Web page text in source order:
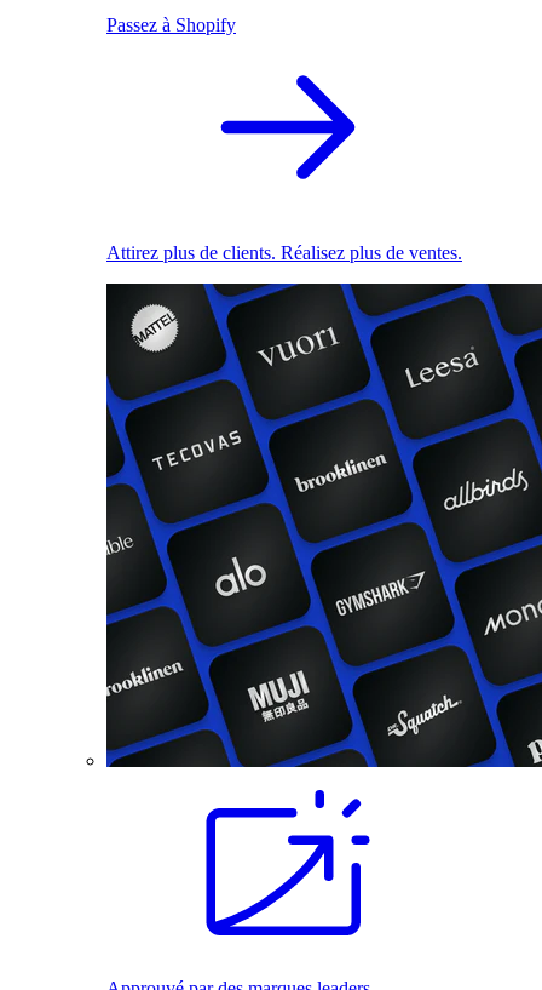
Passez à Shopify
Attirez plus de clients. Réalisez plus de ventes.